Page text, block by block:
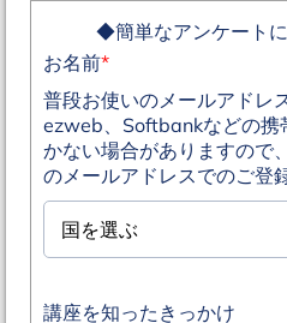
◆簡単なアンケート
お名前*
普段お使いのメールアドレ
ezweb、Softbankなどの携
かない場合がありますので
のメールアドレスでのご登
講座を知ったきっかけ